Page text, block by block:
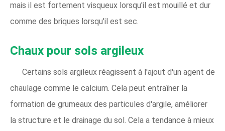
mais il est fortement visqueux lorsqu'il est mouillé et dur
comme des briques lorsqu'il est sec.
Chaux pour sols argileux
Certains sols argileux réagissent à l'ajout d'un agent de
chaulage comme le calcium. Cela peut entraîner la
formation de grumeaux des particules d'argile, améliorer
la structure et le drainage du sol. Cela a tendance à mieux